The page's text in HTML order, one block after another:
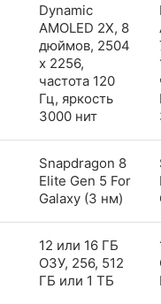
Dynamic
AMOLED 2X, 8
дюймов, 2504
x 2256,
частота 120
Гц, яркость
3000 нит
Snapdragon 8
Elite Gen 5 For
Galaxy (3 нм)
12 или 16 ГБ
ОЗУ, 256, 512
ГБ или 1 ТБ